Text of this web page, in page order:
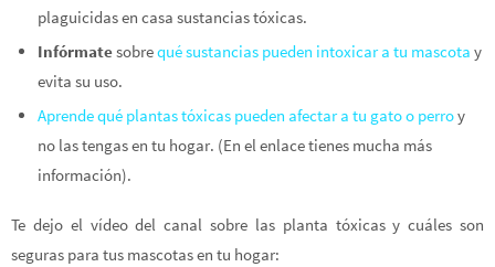
plaguicidas en casa sustancias tóxicas.
Infórmatesobrequé sustancias pueden intoxicar a tu mascota y
evita su uso.
Aprendequé plantas tóxicas pueden afectar a tu gato o perroy
no las tengas en tu hogar. (En el enlace tienes mucha más
información).
Te dejo el vídeo del canal sobre las planta tóxicas y cuáles son
seguras para tus mascotas en tu hogar: